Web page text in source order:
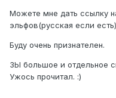
Можете мне дать ссылку
эльфов(русская если
Буду очень признателен.
ЗЫ большое и отдельное
Ужось прочитал. :)